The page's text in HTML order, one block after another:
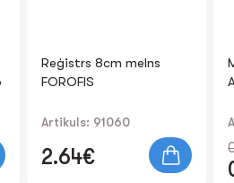
Mape-stūrītis L-veida
A4 0.16mm MARBEL
Artikuls: 80715
0.23€
0.18€